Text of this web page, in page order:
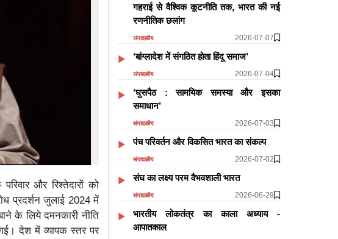
और रिश्तेदारों को
प्रदर्शन जुलाई 2024 में
के लिये दमनकारी नीति
देश में व्यापक स्तर पर
गहराई से वैश्विक कूटनीति तक, भारत की नई
रणनीतिक छलांग
संपादकीय 2026-07-07
‘बांग्लादेश में संगठित होता हिंदू समाज’
संपादकीय 2026-07-04
‘घुसपैठ : सामयिक समस्या और इसका
समाधान’
संपादकीय 2026-07-03
पंच परिवर्तन और विकसित भारत का संकल्प
संपादकीय 2026-07-02
संघ का लक्ष्य परम वैभवशाली भारत
संपादकीय 2026-06-29
भारतीय लोकतंत्र का काला अध्याय -
आपातकाल